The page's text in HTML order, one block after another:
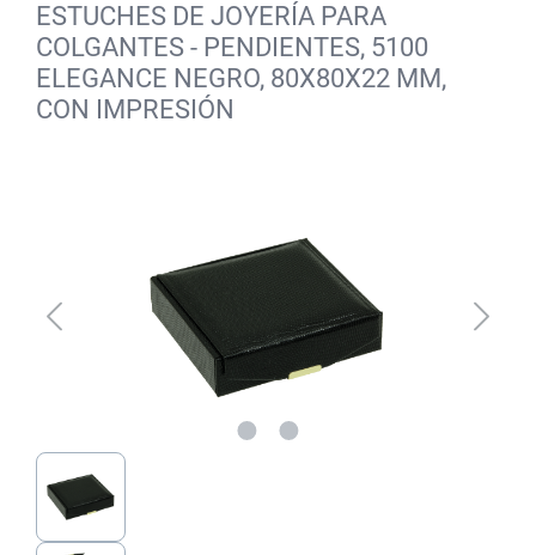
ESTUCHES DE JOYERÍA PARA
COLGANTES - PENDIENTES, 5100
ELEGANCE NEGRO, 80X80X22 MM,
CON IMPRESIÓN